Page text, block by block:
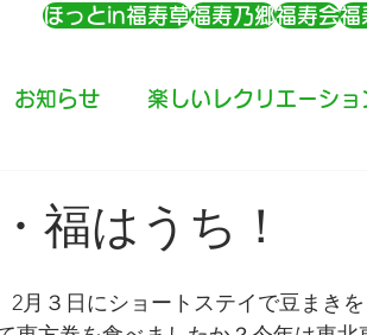
ほっとin福寿草福寿乃郷福寿会福
お知らせ 楽しいレクリエーショ
福はうち！
月３日にショートステイで豆まきを